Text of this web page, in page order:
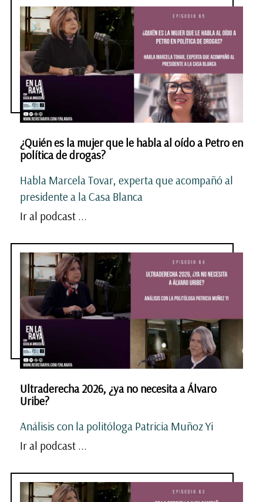
¿Quién es la mujer que le habla al oído a Petro en
política de drogas?
Habla Marcela Tovar, experta que acompañó al
presidente a la Casa Blanca
Ir al podcast ...
Ultraderecha 2026, ¿ya no necesita a Álvaro
Uribe?
Análisis con la politóloga Patricia Muñoz Yi
Ir al podcast ...